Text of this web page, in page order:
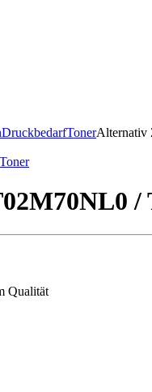
DruckbedarfTonerAlternativ
Toner
/
Qualität